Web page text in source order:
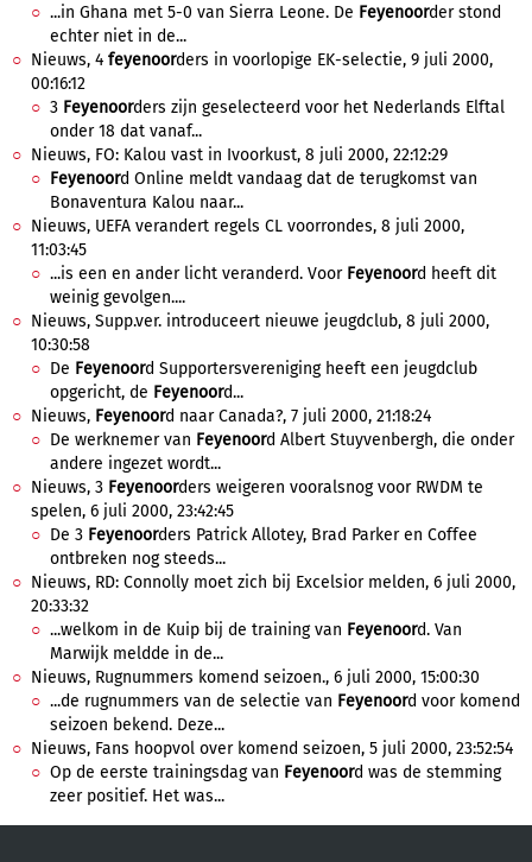
...in Ghana met 5-0 van Sierra Leone. De Feyenoorder stond
echter niet in de...
Nieuws, 4 feyenoorders in voorlopige EK-selectie, 9 juli 2000,
00:16:12
3 Feyenoorders zijn geselecteerd voor het Nederlands Elftal
onder 18 dat vanaf...
Nieuws, FO: Kalou vast in Ivoorkust, 8 juli 2000, 22:12:29
Feyenoord Online meldt vandaag dat de terugkomst van
Bonaventura Kalou naar...
Nieuws, UEFA verandert regels CL voorrondes, 8 juli 2000,
11:03:45
...is een en ander licht veranderd. Voor Feyenoord heeft dit
weinig gevolgen....
Nieuws, Supp.ver. introduceert nieuwe jeugdclub, 8 juli 2000,
10:30:58
De Feyenoord Supportersvereniging heeft een jeugdclub
opgericht, de Feyenoord...
Nieuws, Feyenoord naar Canada?, 7 juli 2000, 21:18:24
De werknemer van Feyenoord Albert Stuyvenbergh, die onder
andere ingezet wordt...
Nieuws, 3 Feyenoorders weigeren vooralsnog voor RWDM te
spelen, 6 juli 2000, 23:42:45
De 3 Feyenoorders Patrick Allotey, Brad Parker en Coffee
ontbreken nog steeds...
Nieuws, RD: Connolly moet zich bij Excelsior melden, 6 juli 2000,
20:33:32
...welkom in de Kuip bij de training van Feyenoord. Van
Marwijk meldde in de...
Nieuws, Rugnummers komend seizoen., 6 juli 2000, 15:00:30
...de rugnummers van de selectie van Feyenoord voor komend
seizoen bekend. Deze...
Nieuws, Fans hoopvol over komend seizoen, 5 juli 2000, 23:52:54
Op de eerste trainingsdag van Feyenoord was de stemming
zeer positief. Het was...